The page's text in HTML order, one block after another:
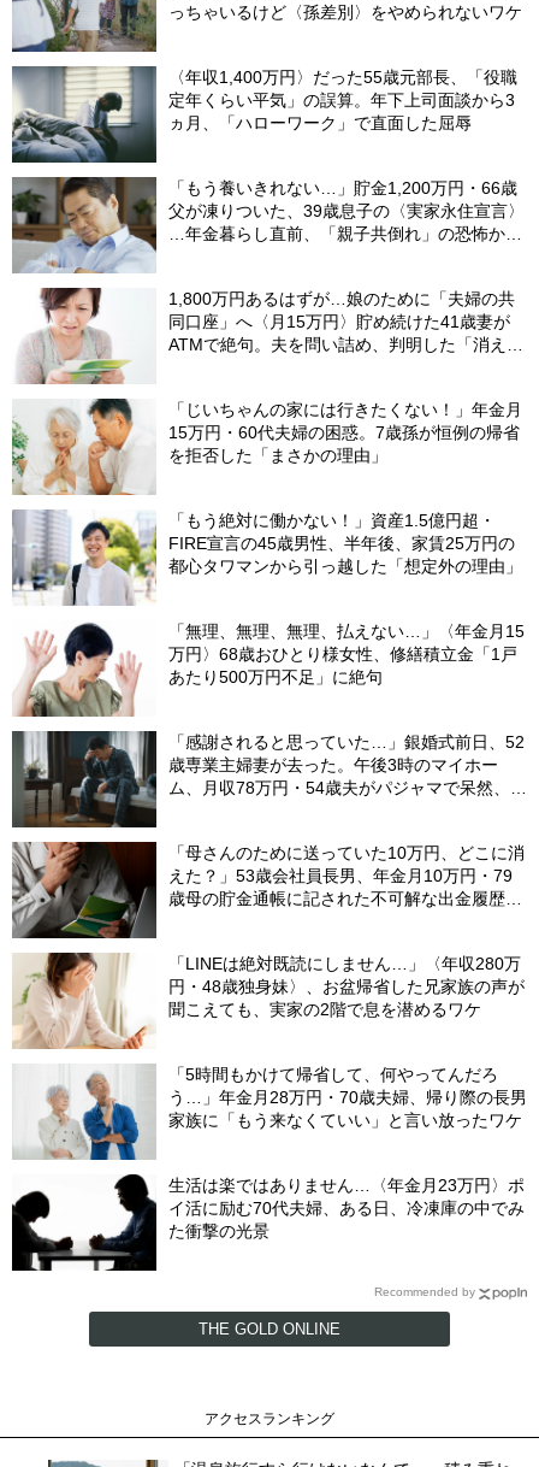
っちゃいるけど〈孫差別〉をやめられないワケ
〈年収1,400万円〉だった55歳元部長、「役職
定年くらい平気」の誤算。年下上司面談から3
ヵ月、「ハローワーク」で直面した屈辱
「もう養いきれない…」貯金1,200万円・66歳
父が凍りついた、39歳息子の〈実家永住宣言〉
…年金暮らし直前、「親子共倒れ」の恐怖から
1,800万円あるはずが…娘のために「夫婦の共
同口座」へ〈月15万円〉貯め続けた41歳妻が
ATMで絶句。夫を問い詰め、判明した「消えた
「じいちゃんの家には行きたくない！」年金月
15万円・60代夫婦の困惑。7歳孫が恒例の帰省
を拒否した「まさかの理由」
「もう絶対に働かない！」資産1.5億円超・
FIRE宣言の45歳男性、半年後、家賃25万円の
都心タワマンから引っ越した「想定外の理由」
「無理、無理、無理、払えない…」〈年金月15
万円〉68歳おひとり様女性、修繕積立金「1戸
あたり500万円不足」に絶句
「感謝されると思っていた…」銀婚式前日、52
歳専業主婦妻が去った。午後3時のマイホー
ム、月収78万円・54歳夫がパジャマで呆然、カ
「母さんのために送っていた10万円、どこに消
えた？」53歳会社員長男、年金月10万円・79
歳母の貯金通帳に記された不可解な出金履歴に
「LINEは絶対既読にしません…」〈年収280万
円・48歳独身妹〉、お盆帰省した兄家族の声が
聞こえても、実家の2階で息を潜めるワケ
「5時間もかけて帰省して、何やってんだろ
う…」年金月28万円・70歳夫婦、帰り際の長男
家族に「もう来なくていい」と言い放ったワケ
生活は楽ではありません…〈年金月23万円〉ポ
イ活に励む70代夫婦、ある日、冷凍庫の中でみ
た衝撃の光景
Recommended by
THE GOLD ONLINE
アクセスランキング